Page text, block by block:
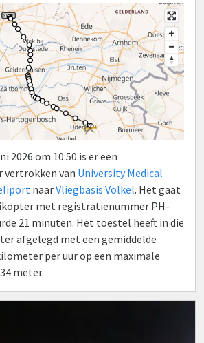
2026 om 10:50 is er een
vertrokken van University Medical
naarVliegbasis Volkel. Het gaat
met registratienummer PH-
21 minuten. Het toestel heeft in die
afgelegd met een gemiddelde
per uur op een maximale
meter.